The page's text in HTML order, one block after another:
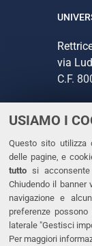
USIAMO I
Questo sito utilizza
delle pagine, e
tutto si
Chiudendo il banner
navigazione e
preferenze
laterale "Gestisci
Per maggiori
via
C.F.
Tel.
Fax.
PEC
LINKS